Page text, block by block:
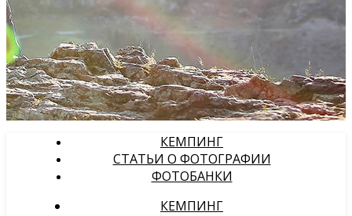
КЕМПИНГ
СТАТЬИ О ФОТОГРАФИИ
ФОТОБАНКИ
КЕМПИНГ